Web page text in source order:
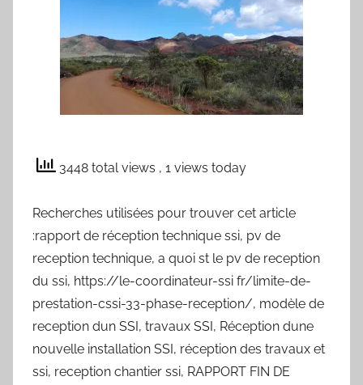
3448 total views , 1 views today
Recherches utilisées pour trouver cet article
:rapport de réception technique ssi, pv de
reception technique, a quoi st le pv de reception
du ssi, https://le-coordinateur-ssi fr/limite-de-
prestation-cssi-33-phase-reception/, modèle de
reception dun SSI, travaux SSI, Réception dune
nouvelle installation SSI, réception des travaux et
ssi, reception chantier ssi, RAPPORT FIN DE